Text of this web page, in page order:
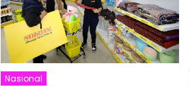
Nasional